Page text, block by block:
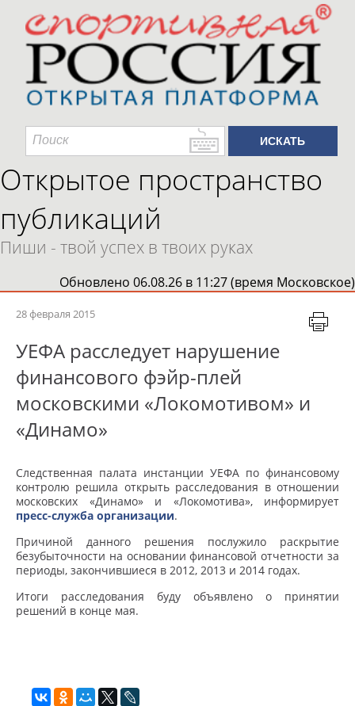
Открытое пространство
публикаций
Пиши - твой успех в твоих руках
Обновлено 06.08.26 в 11:27 (время Московское)
28 февраля 2015
УЕФА расследует нарушение
финансового фэйр-плей
московскими «Локомотивом» и
«Динамо»
Следственная палата инстанции УЕФА по финансовому
контролю решила открыть расследования в отношении
московских «Динамо» и «Локомотива», информирует
пресс-служба организации.
Причиной данного решения послужило раскрытие
безубыточности на основании финансовой отчетности за
периоды, закончившиеся в 2012, 2013 и 2014 годах.
Итоги расследования буду объявлено о принятии
решений в конце мая.